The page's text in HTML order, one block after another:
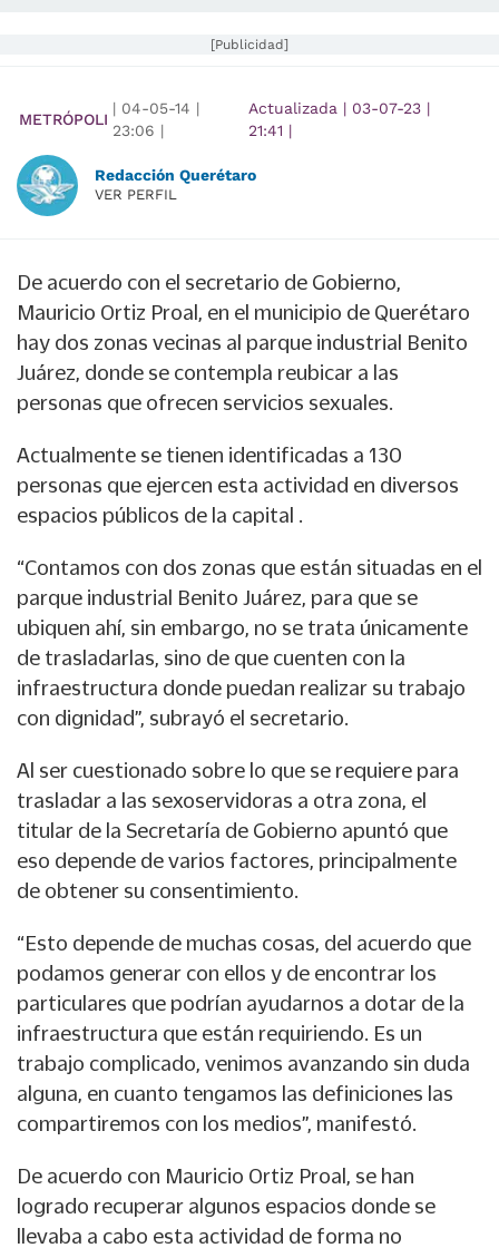
[Publicidad]
METRÓPOLI
| 04-05-14 |
23:06 |
Actualizada | 03-07-23 |
21:41 |
Redacción Querétaro
VER PERFIL
De acuerdo con el secretario de Gobierno,
Mauricio Ortiz Proal, en el municipio de Querétaro
hay dos zonas vecinas al parque industrial Benito
Juárez, donde se contempla reubicar a las
personas que ofrecen servicios sexuales.
Actualmente se tienen identificadas a 130
personas que ejercen esta actividad en diversos
espacios públicos de la capital .
“Contamos con dos zonas que están situadas en el
parque industrial Benito Juárez, para que se
ubiquen ahí, sin embargo, no se trata únicamente
de trasladarlas, sino de que cuenten con la
infraestructura donde puedan realizar su trabajo
con dignidad”, subrayó el secretario.
Al ser cuestionado sobre lo que se requiere para
trasladar a las sexoservidoras a otra zona, el
titular de la Secretaría de Gobierno apuntó que
eso depende de varios factores, principalmente
de obtener su consentimiento.
“Esto depende de muchas cosas, del acuerdo que
podamos generar con ellos y de encontrar los
particulares que podrían ayudarnos a dotar de la
infraestructura que están requiriendo. Es un
trabajo complicado, venimos avanzando sin duda
alguna, en cuanto tengamos las definiciones las
compartiremos con los medios”, manifestó.
De acuerdo con Mauricio Ortiz Proal, se han
logrado recuperar algunos espacios donde se
llevaba a cabo esta actividad de forma no